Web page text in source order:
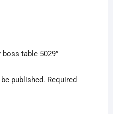
boss table 5029”
published. Required